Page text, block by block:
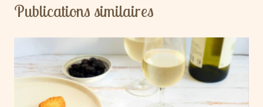
Publications similaires